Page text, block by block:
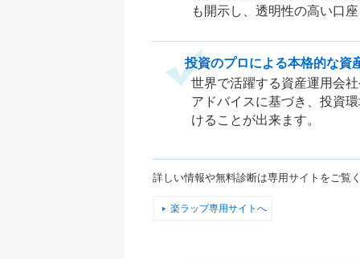
も開示し、透明性の高い口
投資のプロによる本格的な資
世界で活躍する資産運用会
アドバイスに基づき、投資
けることが出来ます。
詳しい情報や無料診断は専用サイトをご覧
楽ラップ専用サイトへ